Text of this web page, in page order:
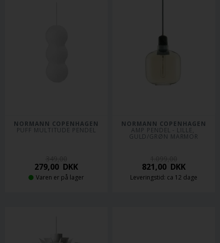
NORMANN COPENHAGEN
PUFF MULTITUDE PENDEL
279,00 DKK
Varen er på lager
NORMANN COPENHAGEN
AMP PENDEL - LILLE,
GULD/GRØN MARMOR
821,00 DKK
Leveringstid: ca 12 dage